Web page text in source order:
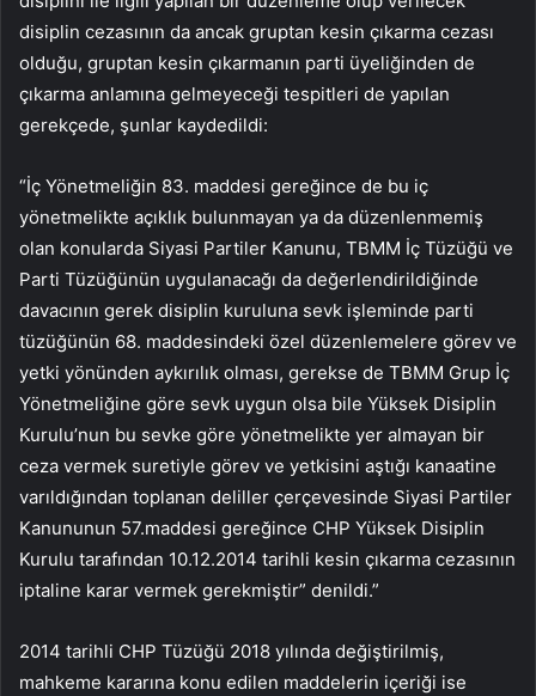
disiplin cezasının da ancak gruptan kesin çıkarma cezası
olduğu, gruptan kesin çıkarmanın parti üyeliğinden de
çıkarma anlamına gelmeyeceği tespitleri de yapılan
gerekçede, şunlar kaydedildi:
“İç Yönetmeliğin 83. maddesi gereğince de bu iç
yönetmelikte açıklık bulunmayan ya da düzenlenmemiş
olan konularda Siyasi Partiler Kanunu, TBMM İç Tüzüğü ve
Parti Tüzüğünün uygulanacağı da değerlendirildiğinde
davacının gerek disiplin kuruluna sevk işleminde parti
tüzüğünün 68. maddesindeki özel düzenlemelere görev ve
yetki yönünden aykırılık olması, gerekse de TBMM Grup İç
Yönetmeliğine göre sevk uygun olsa bile Yüksek Disiplin
Kurulu’nun bu sevke göre yönetmelikte yer almayan bir
ceza vermek suretiyle görev ve yetkisini aştığı kanaatine
varıldığından toplanan deliller çerçevesinde Siyasi Partiler
Kanununun 57.maddesi gereğince CHP Yüksek Disiplin
Kurulu tarafından 10.12.2014 tarihli kesin çıkarma cezasının
iptaline karar vermek gerekmiştir” denildi.”
2014 tarihli CHP Tüzüğü 2018 yılında değiştirilmiş,
mahkeme kararına konu edilen maddelerin içeriği ise